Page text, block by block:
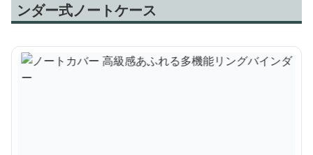
ンダー式ノートケース